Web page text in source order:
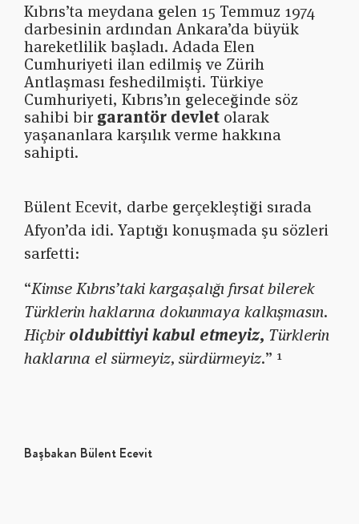
Kıbrıs’ta meydana gelen 15 Temmuz 1974
darbesinin ardından Ankara’da büyük
hareketlilik başladı. Adada Elen
Cumhuriyeti ilan edilmiş ve Zürih
Antlaşması feshedilmişti. Türkiye
Cumhuriyeti, Kıbrıs’ın geleceğinde söz
sahibi birgarantör devlet olarak
yaşananlara karşılık verme hakkına
sahipti.
Bülent Ecevit, darbe gerçekleştiği sırada
Afyon’da idi. Yaptığı konuşmada şu sözleri
sarfetti:
“Kimse Kıbrıs’taki kargaşalığı fırsat bilerek
Türklerin haklarına dokunmaya kalkışmasın.
Hiçbiroldubittiyi kabul etmeyiz, Türklerin
haklarına el sürmeyiz, sürdürmeyiz.” ¹
Başbakan Bülent Ecevit